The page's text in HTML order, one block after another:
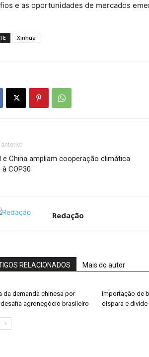
e as oportunidades de mercados
Xinhua
anterior
e China ampliam cooperação climática
COP30
Redação
RELACIONADOS Mais do autor
da demanda chinesa por
agronegócio brasileiro
Importação de
dispara e divide